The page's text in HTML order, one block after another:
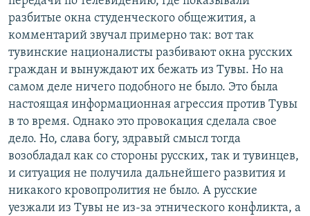
разбитые окна студенческого общежития, а
комментарий звучал примерно так: вот так
тувинские националисты разбивают окна русских
граждан и вынуждают их бежать из Тувы. Но на
самом деле ничего подобного не было. Это была
настоящая информационная агрессия против Тувы
в то время. Однако это провокация сделала свое
дело. Но, слава богу, здравый смысл тогда
возобладал как со стороны русских, так и тувинцев,
и ситуация не получила дальнейшего развития и
никакого кровопролития не было. А русские
уезжали из Тувы не из-за этнического конфликта, а